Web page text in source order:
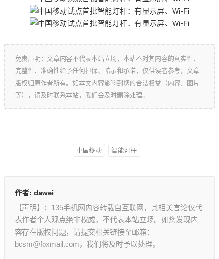
免责声明：文章内容不代表本站立场，本站不对其内容的真实性、
完整性、准确性给予任何担保、暗示和承诺，仅供读者参考，文章
版权归原作者所有。如本文内容影响到您的合法权益（内容、图片
等），请及时联系本站，我们会及时删除处理。
中国移动 智能灯杆
作者: dawei
【声明】：135手机网内容转载自互联网，其相关言论仅代
表作者个人观点绝非权威，不代表本站立场。如您发现内
容存在版权问题，请提交相关链接至邮箱：
bqsm@foxmail.com，我们将及时予以处理。